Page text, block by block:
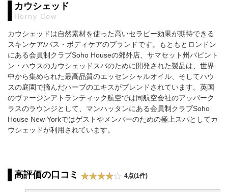
カウシェッド
Horny Cow
カウシェッドは自然素材を使った高いセラピー効果が期待できる
スキンケア/バス・ボディケアのブランドです。もともとロンドン
にある会員制クラブSoho Houseの郊外店、サマセット州バビント
ン・ハウスのカウシェッドスパのために開発された製品は、世界
中から集められた最高品質のエッセンシャルオイル、そしてハウ
スの庭園で摘んだハーブのエキスがブレンドされています。英国
のヴァージンアトランティック航空では同航空会社のアッパーク
ラスのラウンジとして、マンハッタンにある会員制クラブSoho
House New Yorkではゲストやメンバーのための極上スパとしてカ
ウシェッドが利用されています。
高評価の口コミ 4点(1件)